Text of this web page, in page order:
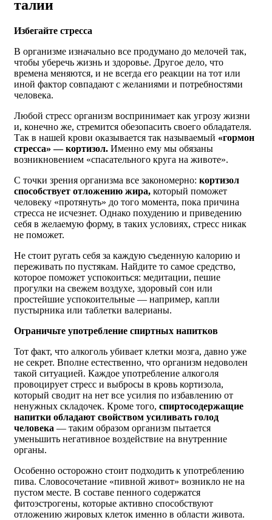
талии
Избегайте стресса
В организме изначально все продумано до мелочей так,
чтобы уберечь жизнь и здоровье. Другое дело, что
времена меняются, и не всегда его реакции на тот или
иной фактор совпадают с желаниями и потребностями
человека.
Любой стресс организм воспринимает как угрозу жизни
и, конечно же, стремится обезопасить своего обладателя.
Так в нашей крови оказывается так называемый «гормон
стресса» — кортизол. Именно ему мы обязаны
возникновением «спасательного круга на животе».
С точки зрения организма все закономерно: кортизол
способствует отложению жира, который поможет
человеку «протянуть» до того момента, пока причина
стресса не исчезнет. Однако похудению и приведению
себя в желаемую форму, в таких условиях, стресс никак
не поможет.
Не стоит ругать себя за каждую съеденную калорию и
переживать по пустякам. Найдите то самое средство,
которое поможет успокоиться: медитации, пешие
прогулки на свежем воздухе, здоровый сон или
простейшие успокоительные — например, капли
пустырника или таблетки валерианы.
Ограничьте употребление спиртных напитков
Тот факт, что алкоголь убивает клетки мозга, давно уже
не секрет. Вполне естественно, что организм недоволен
такой ситуацией. Каждое употребление алкоголя
провоцирует стресс и выбросы в кровь кортизола,
который сводит на нет все усилия по избавлению от
ненужных складочек. Кроме того, спиртосодержащие
напитки обладают свойством усиливать голод
человека — таким образом организм пытается
уменьшить негативное воздействие на внутренние
органы.
Особенно осторожно стоит подходить к употреблению
пива. Словосочетание «пивной живот» возникло не на
пустом месте. В составе пенного содержатся
фитоэстрогены, которые активно способствуют
отложению жировых клеток именно в области живота.